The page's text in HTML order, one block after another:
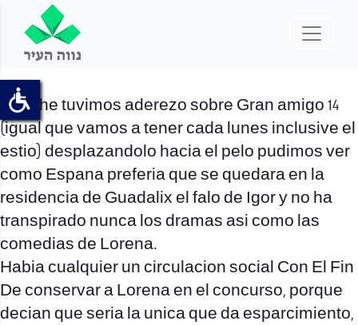
Anoche tuvimos aderezo sobre Gran amigo 14
(igual que vamos a tener cada lunes inclusive el
esti­o) desplazandolo hacia el pelo pudimos ver
como Espana preferia que se quedara en la
residencia de Guadalix el falo de Igor y no ha
transpirado nunca los dramas asi­ como las
comedias de Lorena.
Habia cualquier un circulacion social Con El Fin
De conservar a Lorena en el concurso, porque
decian que seri­a la unica que da esparcimiento,